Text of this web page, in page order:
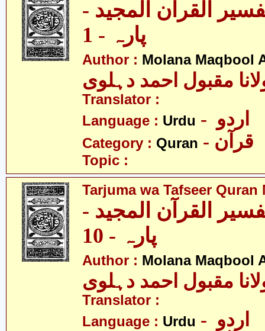
القرآن المجید -
پارہ - 1
Author : Molana Maqbool
مقبول احمد دہلوی
Translator :
Language : Urdu
Category : Quran - قرآن
Topic :
Tarjuma wa Tafseer Quran
القرآن المجید -
پارہ - 10
Author : Molana Maqbool
مقبول احمد دہلوی
Translator :
Language : Urdu